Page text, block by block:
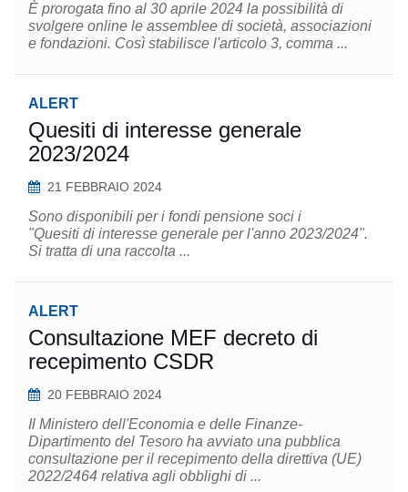
È prorogata fino al 30 aprile 2024 la possibilità di
svolgere online le assemblee di società, associazioni
e fondazioni. Così stabilisce l'articolo 3, comma ...
ALERT
Quesiti di interesse generale
2023/2024
21 FEBBRAIO 2024
Sono disponibili per i fondi pensione soci i
"Quesiti di interesse generale per l'anno 2023/2024".
Si tratta di una raccolta ...
ALERT
Consultazione MEF decreto di
recepimento CSDR
20 FEBBRAIO 2024
Il Ministero dell'Economia e delle Finanze-
Dipartimento del Tesoro ha avviato una pubblica
consultazione per il recepimento della direttiva (UE)
2022/2464 relativa agli obblighi di ...